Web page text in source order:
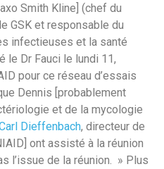
Smith Kline] (chef du
GSK et responsable du
infectieuses et la santé
le Dr Fauci le lundi 11,
pour ce réseau d’essais
Dennis [probablement
et de la mycologie
Dieffenbach, directeur de
ont assisté à la réunion
l’issue de la réunion. » Plus